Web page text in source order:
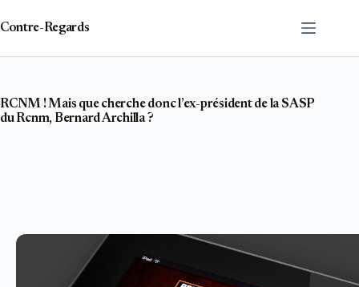
contenu
Contre-Regards
RCNM ! Mais que cherche donc l’ex-président de la SASP
du Rcnm, Bernard Archilla ?